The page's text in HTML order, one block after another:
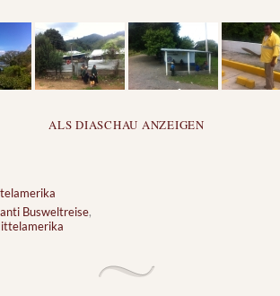
ALS DIASCHAU ANZEIGEN
Busweltreise,